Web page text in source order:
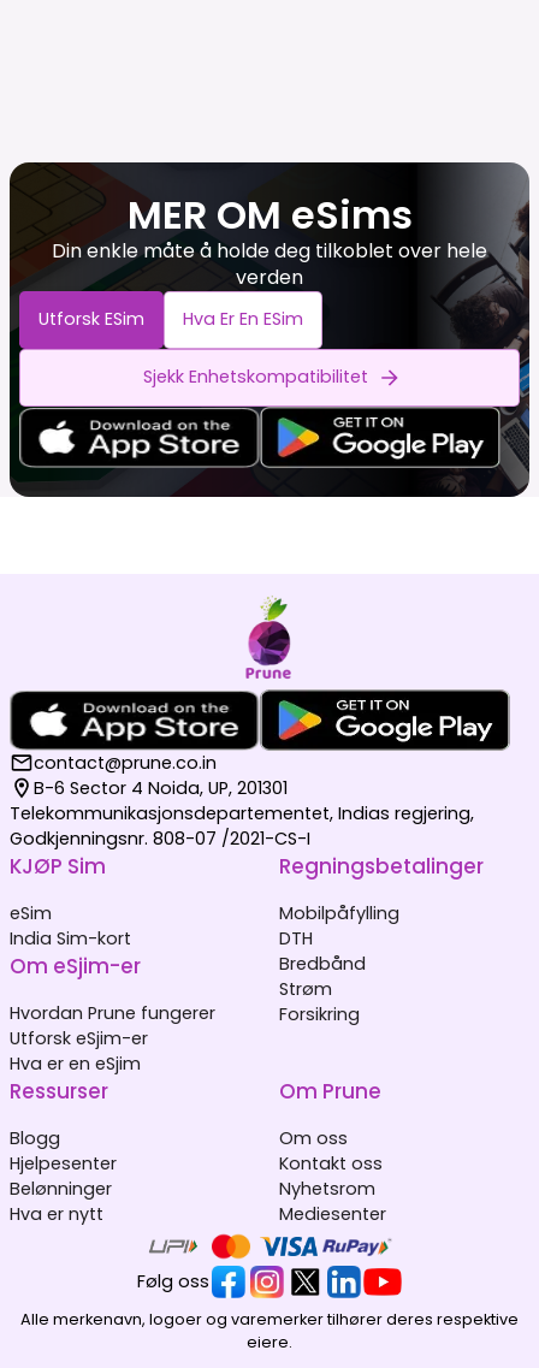
MER OM eSims
Din enkle måte å holde deg tilkoblet over hele
verden
Utforsk ESim Hva Er En ESim
Sjekk Enhetskompatibilitet
contact@prune.co.in
B-6 Sector 4 Noida, UP, 201301
Telekommunikasjonsdepartementet, Indias regjering,
Godkjenningsnr. 808-07 /2021-CS-I
KJØP Sim
eSim
India Sim-kort
Om eSjim-er
Hvordan Prune fungerer
Utforsk eSjim-er
Hva er en eSjim
Regningsbetalinger
Mobilpåfylling
DTH
Bredbånd
Strøm
Forsikring
Ressurser
Blogg
Hjelpesenter
Belønninger
Hva er nytt
Om Prune
Om oss
Kontakt oss
Nyhetsrom
Mediesenter
Følg oss
Alle merkenavn, logoer og varemerker tilhører deres respektive
eiere.